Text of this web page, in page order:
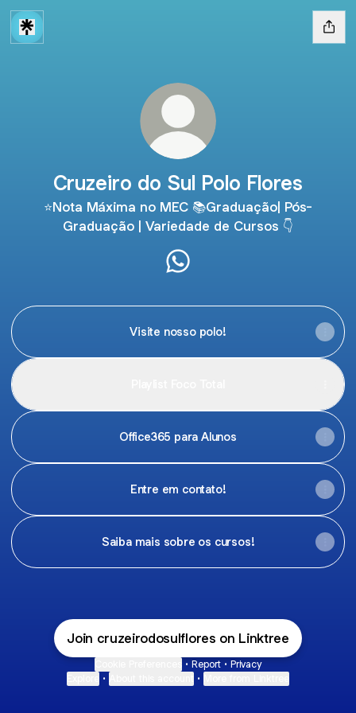
Cruzeiro do Sul Polo Flores
⭐Nota Máxima no MEC 📚Graduação| Pós-
Graduação | Variedade de Cursos 👇
Visite nosso polo!
Office365 para Alunos
Entre em contato!
Saiba mais sobre os cursos!
Join cruzeirodosulflores on Linktree
• Report • Privacy
• •